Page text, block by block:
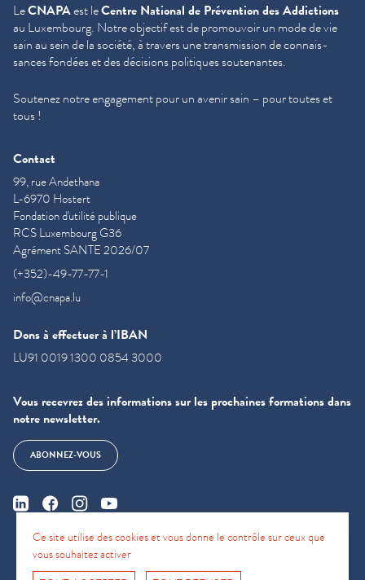
LeCNAPAest leCentre National de Prévention des Addictions
au Luxembourg. Notre objectif est de promouvoir un mode de vie
sain au sein de la société, à travers une trans­mis­sion de con­nais­
sances fondées et des décisions politiques soutenantes.
Soutenez notre engagement pour un avenir sain – pour toutes et
tous !
Contact
99, rue Andethana
L-6970 Hostert
Fondation d'utilité publique
RCS Luxembourg G36
Agrément SANTE 2026/07
(+352)-49-77-77-1
info@cnapa.lu
Dons à effectuer à l’IBAN
LU91 0019 1300 0854 3000
Vous recevrez des informations sur les prochaines formations dans
notre newsletter.
ABONNEZ-VOUS
Ce site utilise des cookies et vous donne le contrôle sur ceux que
vous souhaitez activer